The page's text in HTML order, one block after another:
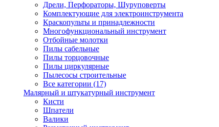
Дрели, Перфораторы, Шуруповерты
Комплектующие для электроинструмента
Краскопульты и принадлежности
Многофункциональный инструмент
Отбойные молотки
Пилы сабельные
Пилы торцовочные
Пилы циркулярные
Пылесосы строительные
Все категории (17)
Малярный и штукатурный инструмент
Кисти
Шпатели
Валики